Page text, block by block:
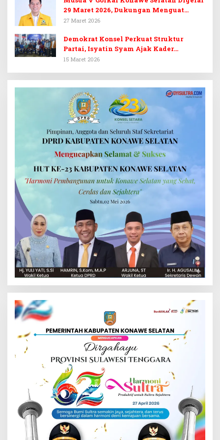
29 Maret 2026, Dukungan Menguat
untuk Irham Kalenggo
27 Maret 2026
Demokrat Konsel Perkuat Struktur
Partai, Isyatin Syam Ajak Kader
Kembalikan Kejayaan
15 Maret 2026